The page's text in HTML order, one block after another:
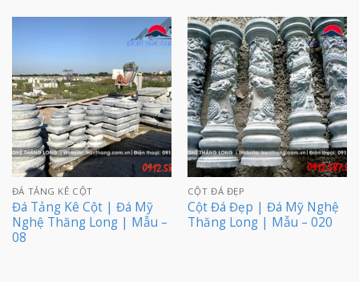
ĐÁ TẢNG KÊ CỘT
Đá Tảng Kê Cột | Đá Mỹ
Nghệ Thăng Long | Mẫu –
08
CỘT ĐÁ ĐẸP
Cột Đá Đẹp | Đá Mỹ Nghệ
Thăng Long | Mẫu – 020